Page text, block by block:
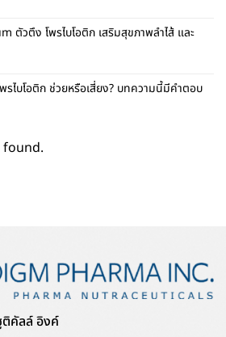
ตัวตึง โพรไบโอติก เสริมสุขภาพลำไส้ และ
รไบโอติก ช่วยหรือเสี่ยง? บทความนี้มีคำตอบ
ติคัลล์ อิงค์